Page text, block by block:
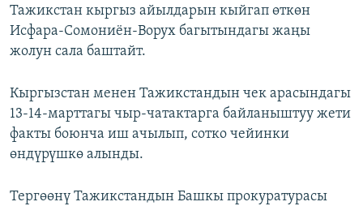
Тажикстан кыргыз айылдарын кыйгап өткөн
Исфара-Сомониён-Ворух багытындагы жаңы
жолун сала баштайт.
Кыргызстан менен Тажикстандын чек арасындагы
13-14-марттагы чыр-чатактарга байланыштуу жети
факты боюнча иш ачылып, сотко чейинки
өндүрүшкө алынды.
Тергөөнү Тажикстандын Башкы прокуратурасы